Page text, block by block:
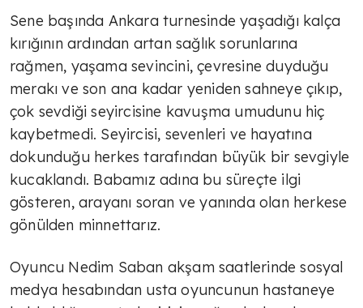
Sene başında Ankara turnesinde yaşadığı kalça
kırığının ardından artan sağlık sorunlarına
rağmen, yaşama sevincini, çevresine duyduğu
merakı ve son ana kadar yeniden sahneye çıkıp,
çok sevdiği seyircisine kavuşma umudunu hiç
kaybetmedi. Seyircisi, sevenleri ve hayatına
dokunduğu herkes tarafından büyük bir sevgiyle
kucaklandı. Babamız adına bu süreçte ilgi
gösteren, arayanı soran ve yanında olan herkese
gönülden minnettarız.
Oyuncu Nedim Saban akşam saatlerinde sosyal
medya hesabından usta oyuncunun hastaneye